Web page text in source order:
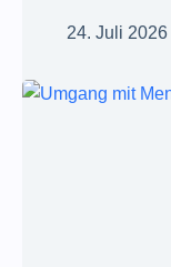
24. Juli 2026